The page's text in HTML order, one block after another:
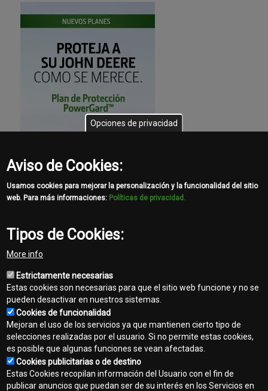
Contacto
Opciones de privacidad
Aviso de Cookies:
Usamos cookies para mejorar la personalización y la funcionalidad del sitio
web. Para más informaciones: Políticas de privacidad.
Tipos de Cookies:
More info
Estrictamente necesarias
Estas cookies son necesarias para que el sitio web funcione y no se
pueden desactivar en nuestros sistemas.
Cookies de funcionalidad
Mejoran el uso de los servicios ya que mantienen cierto tipo de
selecciones realizadas por el usuario. Si no permite estas cookies,
es posible que algunas funciones se vean afectadas.
Cookies publicitarias o de destino
Estas Cookies recopilan información del Usuario con el fin de
publicar anuncios que puedan ser de su interés en los Servicios en